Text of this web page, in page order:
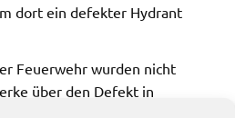
dort ein defekter Hydrant
Feuerwehr wurden nicht
über den Defekt in